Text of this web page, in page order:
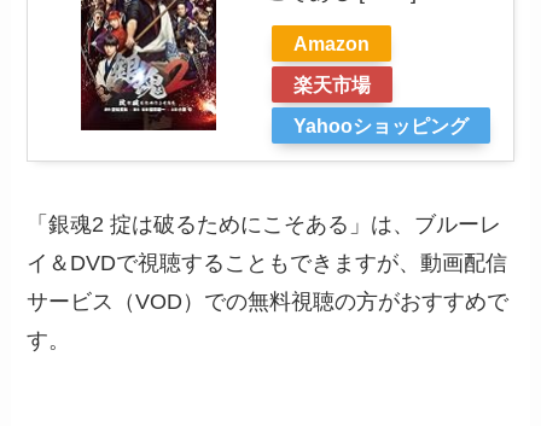
Amazon
楽天市場
Yahooショッピング
「銀魂2 掟は破るためにこそある」は、ブルーレ
イ＆DVDで視聴することもできますが、動画配信
サービス（VOD）での無料視聴の方がおすすめで
す。